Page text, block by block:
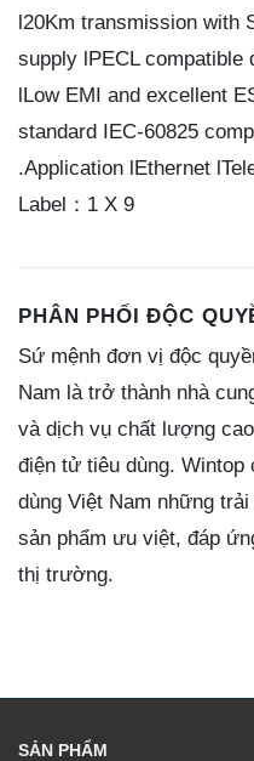
l20Km transmission with
supply lPECL compatible
lLow EMI and excellent
standard IEC-60825
.Application lEthernet
Label：1 X 9
PHÂN PHỐI ĐỘC
Sứ mệnh đơn vị độc
Nam là trở thành nhà
và dịch vụ chất lượng
điện tử tiêu dùng.
dùng Việt Nam những
sản phẩm ưu việt, đáp
thị trường.
SẢN PHẨM